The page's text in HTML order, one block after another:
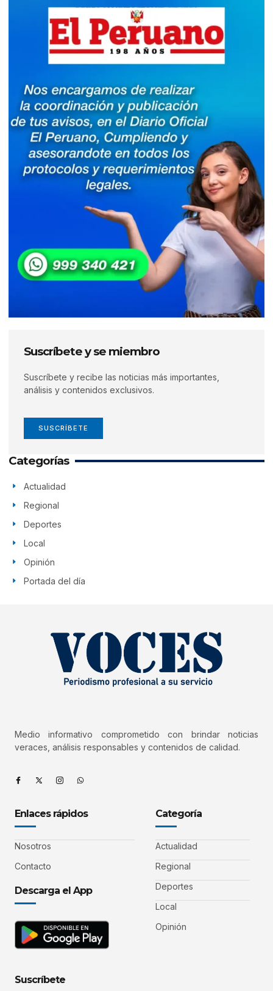
Suscríbete y se miembro
Suscríbete y recibe las noticias más importantes,
análisis y contenidos exclusivos.
SUSCRÍBETE
Categorías
Actualidad
Regional
Deportes
Local
Opinión
Portada del día
Medio informativo comprometido con brindar noticias
veraces, análisis responsables y contenidos de calidad.
Enlaces rápidos
Nosotros
Contacto
Descarga el App
Categoría
Actualidad
Regional
Deportes
Local
Opinión
Suscríbete